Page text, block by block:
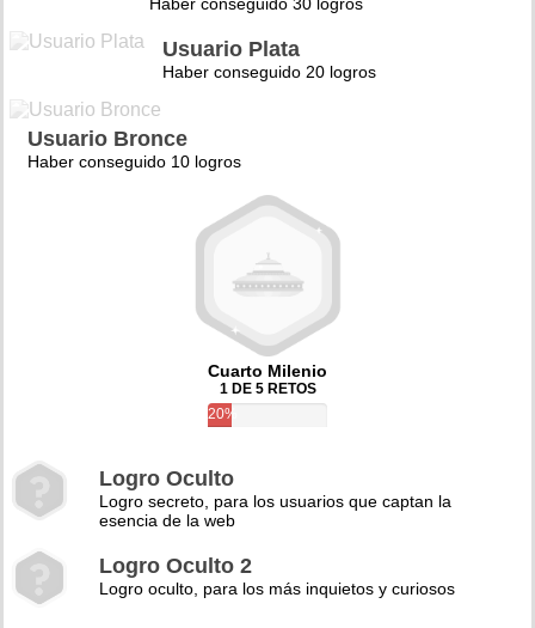
Usuario Plata
Haber conseguido 20 logros
Usuario Bronce
Haber conseguido 10 logros
Cuarto Milenio
1 DE 5 RETOS
20%
Logro Oculto
Logro secreto, para los usuarios que captan la
esencia de la web
Logro Oculto 2
Logro oculto, para los más inquietos y curiosos